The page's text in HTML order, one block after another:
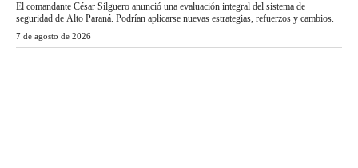
El comandante César Silguero anunció una evaluación integral del sistema de
seguridad de Alto Paraná. Podrían aplicarse nuevas estrategias, refuerzos y cambios.
7 de agosto de 2026